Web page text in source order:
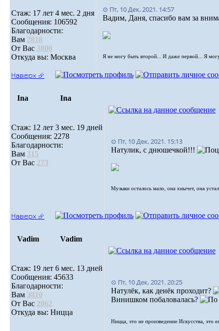
Стаж: 17 лет 4 мес. 2 дня
Сообщения: 106592
Благодарности:
Вам 2818
От Вас 3800
Откуда вы: Москва
⊙ Пт, 10 Дек, 2021. 14:57
Вадим, Даня, спасибо вам за
Я не могу быть второй... И даже первой... Я
Наверх ⮵
Ina Ina
Стаж: 12 лет 3 мес. 19 дней
Сообщения: 2278
Благодарности:
Вам 315
От Вас 273
⊙ Пт, 10 Дек, 2021. 15:13
Натулик, с днюшечкой!!!
Музыки осталось мало, oна хнычет, она
Наверх ⮵
Vadim Vadim
Стаж: 19 лет 6 мес. 13 дней
Сообщения: 45633
Благодарности:
Вам 3810
От Вас 2062
Откуда вы: Ницца
⊙ Пт, 10 Дек, 2021. 20:25
Натулёк, как денёк проходит?
Винишком побаловалась?
Ницца, это не произведение Искусства, это